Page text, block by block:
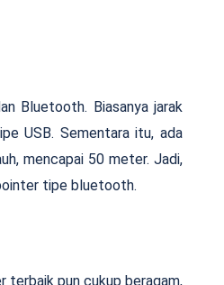
Bluetooth. Biasanya jarak
USB. Sementara itu, ada
mencapai 50 meter. Jadi,
tipe bluetooth.
terbaik pun cukup beragam,